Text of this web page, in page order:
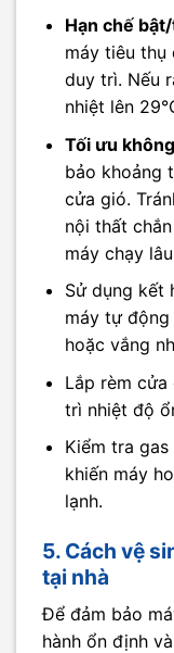
Hạn chế
máy tiêu thụ
duy trì. Nếu
nhiệt lên
Tối ưu
bảo khoảng
cửa gió.
nội thất
máy chạy
Sử dụng kết
máy tự
hoặc vắng
Lắp rèm
trì nhiệt độ
Kiểm tra
khiến máy
lạnh.
5. Cách vệ
tại nhà
Để đảm bảo
hành ổn định